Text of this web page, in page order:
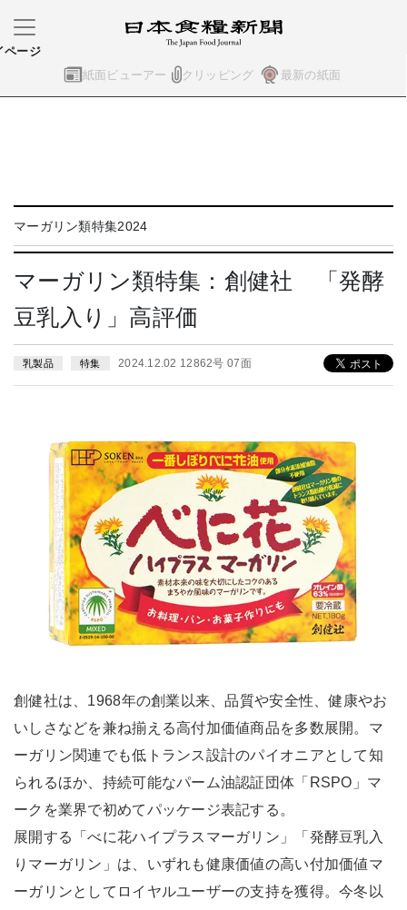
紙面ビューアー クリッピング 最新の紙面
ページ
マーガリン類特集2024
マーガリン類特集：創健社 「発酵
豆乳入り」高評価
乳製品 特集 2024.12.02 12862号 07面
創健社は、1968年の創業以来、品質や安全性、健康やお
いしさなどを兼ね揃える高付加価値商品を多数展開。マ
ーガリン関連でも低トランス設計のパイオニアとして知
られるほか、持続可能なパーム油認証団体「RSPO」マ
ークを業界で初めてパッケージ表記する。
展開する「べに花ハイプラスマーガリン」「発酵豆乳入
りマーガリン」は、いずれも健康価値の高い付加価値マ
ーガリンとしてロイヤルユーザーの支持を獲得。今冬以